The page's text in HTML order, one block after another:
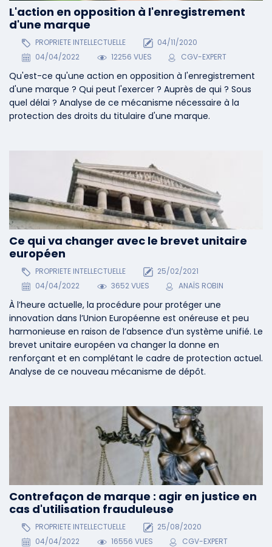
Contrefaçon de marque : agir en justice en
cas d'utilisation frauduleuse
PROPRIETE INTELLECTUELLE
25/08/2020
04/04/2022
16556 VUES CGV-EXPERT
Ce qui va changer avec le brevet unitaire
européen
PROPRIETE INTELLECTUELLE
25/02/2021
04/04/2022
3652 VUES ANAÏS ROBIN
À l’heure actuelle, la procédure pour protéger une
innovation dans l’Union Européenne est onéreuse et peu
harmonieuse en raison de l’absence d’un système unifié. Le
brevet unitaire européen va changer la donne en
renforçant et en complétant le cadre de protection actuel.
Analyse de ce nouveau mécanisme de dépôt.
L'action en opposition à l'enregistrement
d'une marque
PROPRIETE INTELLECTUELLE
04/11/2020
04/04/2022
12256 VUES CGV-EXPERT
Qu'est-ce qu'une action en opposition à l'enregistrement
d'une marque ? Qui peut l'exercer ? Auprès de qui ? Sous
quel délai ? Analyse de ce mécanisme nécessaire à la
protection des droits du titulaire d'une marque.